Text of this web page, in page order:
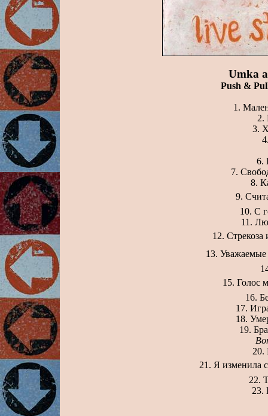
Umka
Push &
С
Голос
Я изменила